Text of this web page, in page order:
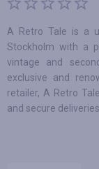
A Retro Tale is a
Stockholm with a
vintage and
exclusive and
retailer, A Retro
and secure deliveries.